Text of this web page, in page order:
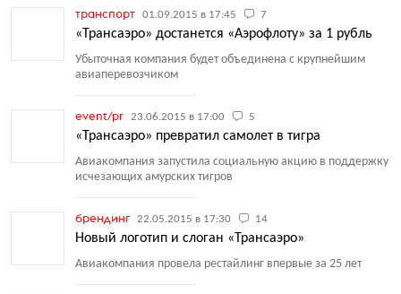
транспорт 01.09.2015 в 17:45 7
«Трансаэро» достанется «Аэрофлоту» за 1 рубль
Убыточная компания будет объединена с крупнейшим
авиаперевозчиком
event/pr 23.06.2015 в 17:00 5
«Трансаэро» превратил самолет в тигра
Авиакомпания запустила социальную акцию в поддержку
исчезающих амурских тигров
брендинг 22.05.2015 в 17:30 14
Новый логотип и слоган «Трансаэро»
Авиакомпания провела рестайлинг впервые за 25 лет